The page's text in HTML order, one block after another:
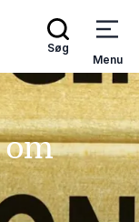
Søg
Menu